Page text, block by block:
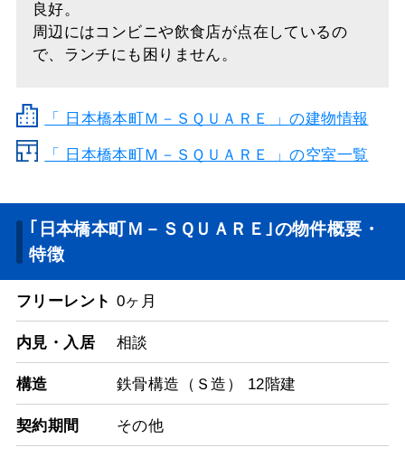
良好。
周辺にはコンビニや飲食店が点在しているの
で、ランチにも困りません。
「 日本橋本町Ｍ－ＳＱＵＡＲＥ 」の建物情報
「 日本橋本町Ｍ－ＳＱＵＡＲＥ 」の空室一覧
｢日本橋本町Ｍ－ＳＱＵＡＲＥ｣の物件概要・
特徴
フリーレント 0ヶ月
内見・入居 相談
構造 鉄骨構造（Ｓ造） 12階建
契約期間 その他